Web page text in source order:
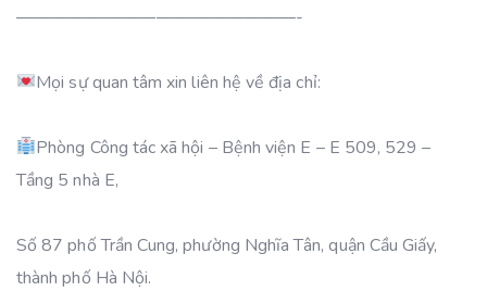
————————————————-
Mọi sự quan tâm xin liên hệ về địa chỉ:
Phòng Công tác xã hội – Bệnh viện E – E 509, 529 –
Tầng 5 nhà E,
Số 87 phố Trần Cung, phường Nghĩa Tân, quận Cầu Giấy,
thành phố Hà Nội.